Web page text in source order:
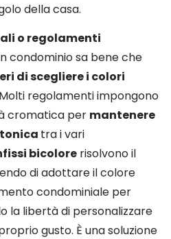
della casa.
o regolamenti
condominio sa bene che
di scegliere i colori
regolamenti impongono
cromatica per mantenere
tra i vari
bicolorerisolvono il
di adottare il colore
condominiale per
la libertà di personalizzare
gusto. È una soluzione